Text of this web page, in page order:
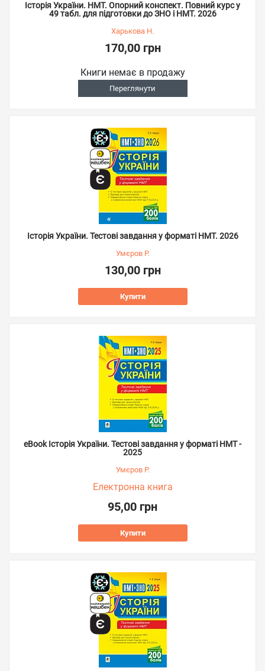
Історія України. НМТ. Опорний конспект. Повний курс у
49 табл. для підготовки до ЗНО і НМТ. 2026
Харькова Н.
170,00 грн
Книги немає в продажу
Переглянути
Історія України. Тестові завдання у форматі НМТ. 2026
Умєров Р.
130,00 грн
Купити
eBook Історія України. Тестові завдання у форматі НМТ -
2025
Умєров Р.
Електронна книга
95,00 грн
Купити